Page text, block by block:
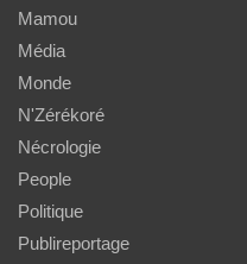
Mamou
Média
Monde
N'Zérékoré
Nécrologie
People
Politique
Publireportage